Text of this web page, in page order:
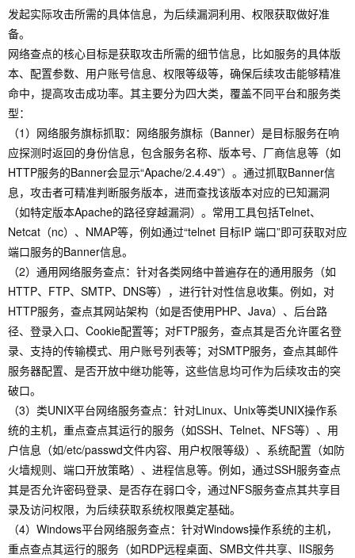
发起实际攻击所需的具体信息，为后续漏洞利用、权限获取做好准
备。
网络查点的核心目标是获取攻击所需的细节信息，比如服务的具体版
本、配置参数、用户账号信息、权限等级等，确保后续攻击能够精准
命中，提高攻击成功率。其主要分为四大类，覆盖不同平台和服务类
型：
（1）网络服务旗标抓取：网络服务旗标（Banner）是目标服务在响
应探测时返回的身份信息，包含服务名称、版本号、厂商信息等（如
HTTP服务的Banner会显示“Apache/2.4.49”）。通过抓取Banner信
息，攻击者可精准判断服务版本，进而查找该版本对应的已知漏洞
（如特定版本Apache的路径穿越漏洞）。常用工具包括Telnet、
Netcat（nc）、NMAP等，例如通过“telnet 目标IP 端口”即可获取对应
端口服务的Banner信息。
（2）通用网络服务查点：针对各类网络中普遍存在的通用服务（如
HTTP、FTP、SMTP、DNS等），进行针对性信息收集。例如，对
HTTP服务，查点其网站架构（如是否使用PHP、Java）、后台路
径、登录入口、Cookie配置等；对FTP服务，查点其是否允许匿名登
录、支持的传输模式、用户账号列表等；对SMTP服务，查点其邮件
服务器配置、是否开放中继功能等，这些信息均可作为后续攻击的突
破口。
（3）类UNIX平台网络服务查点：针对Linux、Unix等类UNIX操作系
统的主机，重点查点其运行的服务（如SSH、Telnet、NFS等）、用
户信息（如/etc/passwd文件内容、用户权限等级）、系统配置（如防
火墙规则、端口开放策略）、进程信息等。例如，通过SSH服务查点
其是否允许密码登录、是否存在弱口令，通过NFS服务查点其共享目
录及访问权限，为后续获取系统权限奠定基础。
（4）Windows平台网络服务查点：针对Windows操作系统的主机，
重点查点其运行的服务（如RDP远程桌面、SMB文件共享、IIS服务